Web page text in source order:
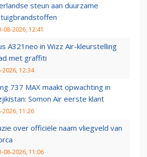
steun aan duurzame
08-2026, 12:41
A321neo in Wizz Air-kleurstelling
met graffiti
2026, 12:34
737 MAX maakt opwachting in
Somon Air eerste klant
2026, 11:26
over officiële naam vliegveld van
08-2026, 11:06